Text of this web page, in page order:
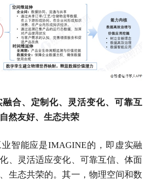
合、定制化、灵活变化、可靠互
然友好、生态共荣
业智能应是IMAGINE的，即虚实融
、灵活适应变化、可靠互信、体面
生态共荣的。其一，物理空间和数